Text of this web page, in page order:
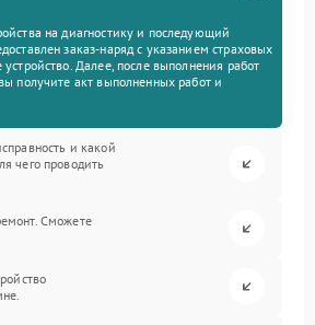
на диагностику и последующий
заказ-наряд с указанием страховых
устройство. Далее, после выполнения работ
получите акт выполненных работ и
и какой
чего проводить
Сможете